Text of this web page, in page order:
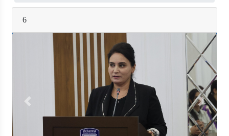
6
Previous Next